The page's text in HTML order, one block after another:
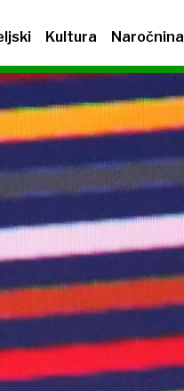
Kultura Naročnina